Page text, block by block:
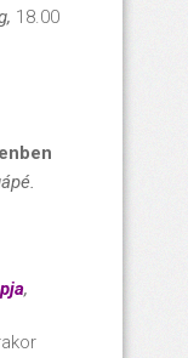
18.00
,